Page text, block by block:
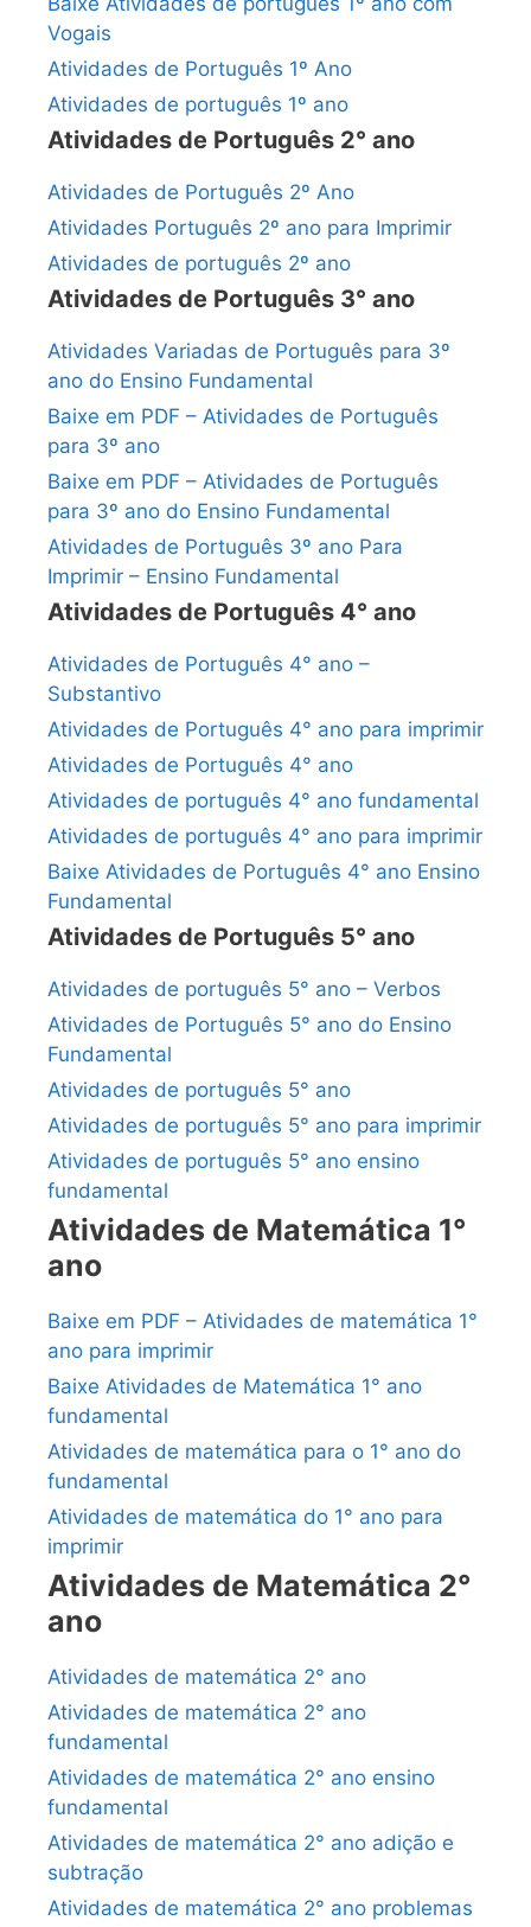
Vogais
Atividades de Português 1º Ano
Atividades de português 1º ano
Atividades de Português 2° ano
Atividades de Português 2º Ano
Atividades Português 2º ano para Imprimir
Atividades de português 2º ano
Atividades de Português 3° ano
Atividades Variadas de Português para 3º
ano do Ensino Fundamental
Baixe em PDF – Atividades de Português
para 3º ano
Baixe em PDF – Atividades de Português
para 3º ano do Ensino Fundamental
Atividades de Português 3º ano Para
Imprimir – Ensino Fundamental
Atividades de Português 4° ano
Atividades de Português 4° ano –
Substantivo
Atividades de Português 4° ano para imprimir
Atividades de Português 4° ano
Atividades de português 4° ano fundamental
Atividades de português 4° ano para imprimir
Baixe Atividades de Português 4° ano Ensino
Fundamental
Atividades de Português 5° ano
Atividades de português 5° ano – Verbos
Atividades de Português 5° ano do Ensino
Fundamental
Atividades de português 5° ano
Atividades de português 5° ano para imprimir
Atividades de português 5° ano ensino
fundamental
Atividades de Matemática 1°
ano
Baixe em PDF – Atividades de matemática 1°
ano para imprimir
Baixe Atividades de Matemática 1° ano
fundamental
Atividades de matemática para o 1° ano do
fundamental
Atividades de matemática do 1° ano para
imprimir
Atividades de Matemática 2°
ano
Atividades de matemática 2° ano
Atividades de matemática 2° ano
fundamental
Atividades de matemática 2° ano ensino
fundamental
Atividades de matemática 2° ano adição e
subtração
Atividades de matemática 2° ano problemas